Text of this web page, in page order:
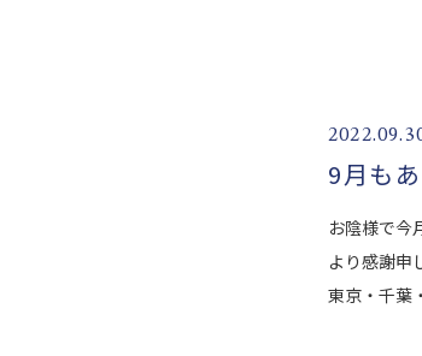
9月も
お陰様で今
より感謝申
東京・千葉